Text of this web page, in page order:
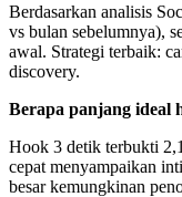
Berdasarkan analisis
vs bulan sebelumnya),
awal. Strategi terbaik:
discovery.
Berapa panjang ideal
Hook 3 detik terbukti
cepat menyampaikan
besar kemungkinan